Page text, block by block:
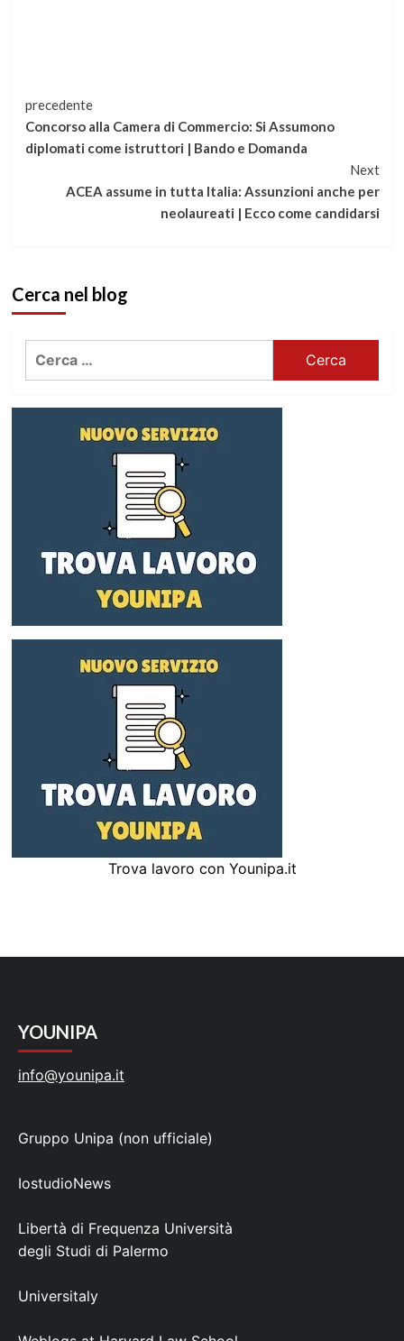
Continua
a
leggere
precedente
Concorso alla Camera di Commercio: Si Assumono
diplomati come istruttori | Bando e Domanda
Next
ACEA assume in tutta Italia: Assunzioni anche per
neolaureati | Ecco come candidarsi
Cerca nel blog
Trova lavoro con Younipa.it
YOUNIPA
info@younipa.it
Gruppo Unipa (non ufficiale)
IostudioNews
Libertà di Frequenza Università
degli Studi di Palermo
Universitaly